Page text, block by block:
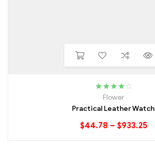
Rated
Flower
Practical Leather Watch
$44.78 – $933.25